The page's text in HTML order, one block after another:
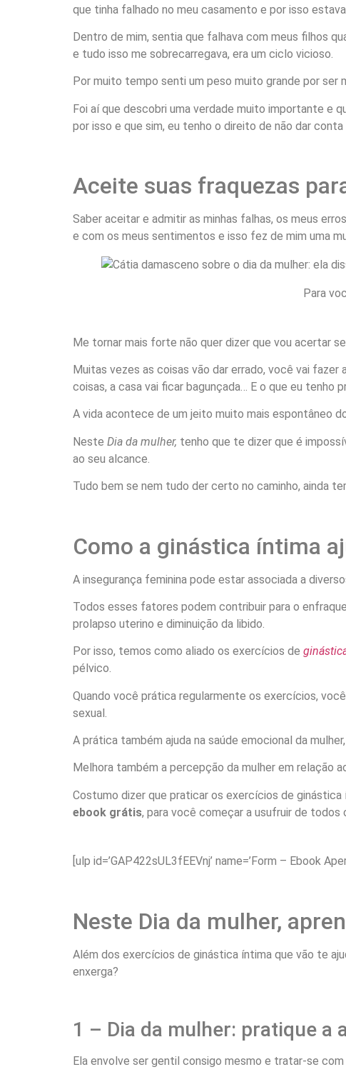
que tinha falhado no meu casamento e por isso estava
Dentro de mim, sentia que falhava com meus filhos
e tudo isso me sobrecarregava, era um ciclo vicioso.
Por muito tempo senti um peso muito grande por ser
Foi aí que descobri uma verdade muito importante e
por isso e que sim, eu tenho o direito de não dar
Aceite suas fraquezas
Saber aceitar e admitir as minhas falhas, os meus
e com os meus sentimentos e isso fez de mim uma
Para
Me tornar mais forte não quer dizer que vou acertar
Muitas vezes as coisas vão dar errado, você vai
coisas, a casa vai ficar bagunçada… E o que eu tenho
A vida acontece de um jeito muito mais espontâneo
Neste Dia da mulher, tenho que te dizer que é
ao seu alcance.
Tudo bem se nem tudo der certo no caminho, ainda
Como a ginástica íntima
A insegurança feminina pode estar associada a
Todos esses fatores podem contribuir para o
prolapso uterino e diminuição da libido.
Por isso, temos como aliado os exercícios de
pélvico.
Quando você prática regularmente os exercícios,
sexual.
A prática também ajuda na saúde emocional da
Melhora também a percepção da mulher em relação
Costumo dizer que praticar os exercícios de
ebook grátis, para você começar a usufruir de
[ulp id=’GAP422sUL3fEEVnj’ name=’Form – Ebook
Neste Dia da mulher,
Além dos exercícios de ginástica íntima que vão te
enxerga?
1 – Dia da mulher: pratique a
Ela envolve ser gentil consigo mesmo e tratar-se